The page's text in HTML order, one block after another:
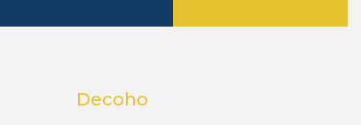
Decoho